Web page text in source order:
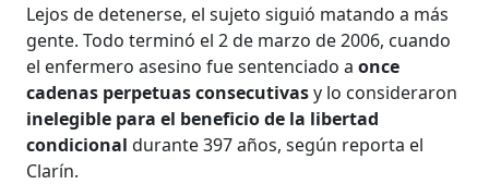
Lejos de detenerse, el sujeto siguió matando a más
gente. Todo terminó el 2 de marzo de 2006, cuando
el enfermero asesino fue sentenciado aonce
cadenas perpetuas consecutivasy lo consideraron
inelegible para el beneficio de la libertad
condicional durante 397 años, según reporta el
Clarín.